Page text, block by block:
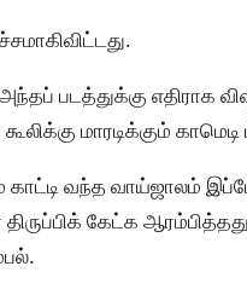
படத்துக்கு எதிராக
மாரடிக்கும்
காட்டி வந்த வாய்ஜாலம்
திருப்பிக் கேட்க